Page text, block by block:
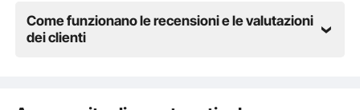
Come funzionano le recensioni e le valutazioni
dei clienti